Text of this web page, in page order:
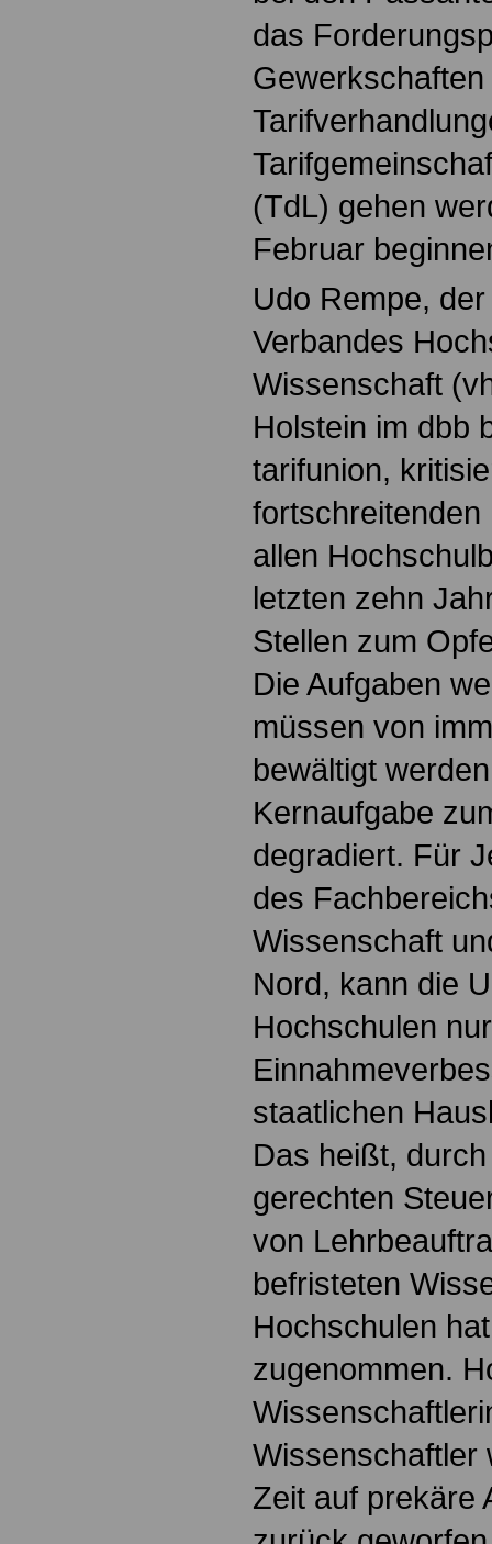
das
Gewerkschaften
(TdL) gehen
Februar
Udo Rempe,
Verbandes
Wissenschaft
Holstein im dbb
tarifunion,
fortschreitenden
allen
letzten zehn
Stellen zum
Die Aufgaben
müssen von
bewältigt
Kernaufgabe
degradiert. Für
des
Wissenschaft
Nord, kann die
Hochschulen
staatlichen
Das heißt,
gerechten
von
befristeten
Hochschulen
zugenommen.
Wissenschaftler
Zeit auf prekäre